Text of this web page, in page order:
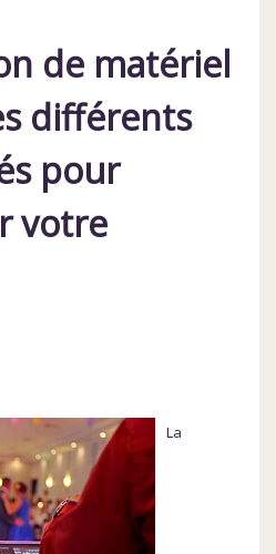
de matériel
différents
pour
votre
La